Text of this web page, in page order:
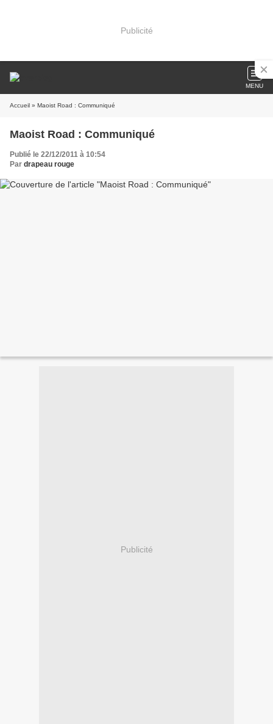
Publicité
MENU
Accueil » Maoist Road : Communiqué
Maoist Road : Communiqué
Publié le 22/12/2011 à 10:54
Par drapeau rouge
Publicité